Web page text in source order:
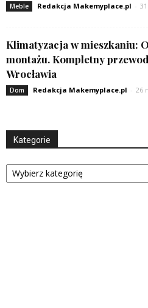
Meble Redakcja Makemyplace.pl -
Klimatyzacja w mieszkaniu:
montażu. Kompletny
Wrocławia
Dom Redakcja Makemyplace.pl - 26
Kategorie
Kategorie